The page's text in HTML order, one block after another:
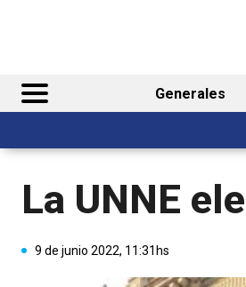
Generales
La UNNE
9 de junio 2022, 11:31hs